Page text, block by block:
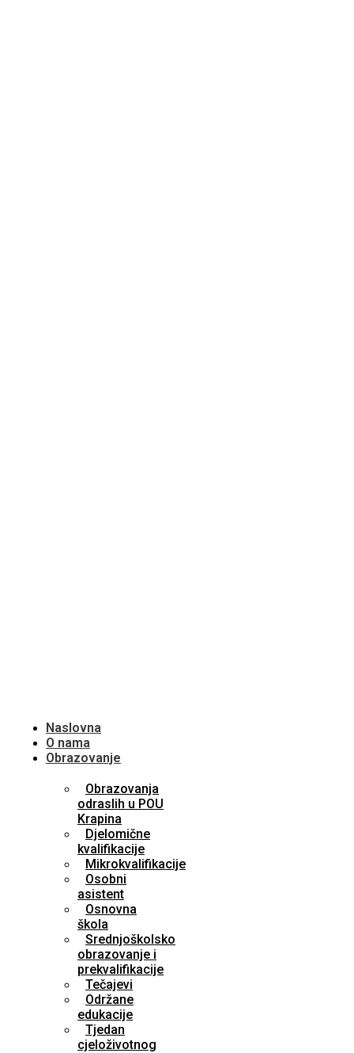
Naslovna
O nama
Obrazovanje
Obrazovanja
odraslih u POU
Krapina
Djelomične
kvalifikacije
Mikrokvalifikacije
Osobni
asistent
Osnovna
škola
Srednjoškolsko
obrazovanje i
prekvalifikacije
Tečajevi
Održane
edukacije
Tjedan
cjeloživotnog